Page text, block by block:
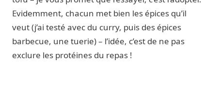
Evidemment, chacun met bien les épices qu’il
veut (j’ai testé avec du curry, puis des épices
barbecue, une tuerie) – l’idée, c’est de ne pas
exclure les protéines du repas !